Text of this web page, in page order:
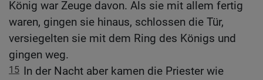
König war Zeuge davon. Als sie mit allem fertig
waren, gingen sie hinaus, schlossen die Tür,
versiegelten sie mit dem Ring des Königs und
gingen weg.
15 In der Nacht aber kamen die Priester wie